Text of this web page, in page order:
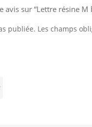
avis sur “Lettre résine
publiée. Les champs